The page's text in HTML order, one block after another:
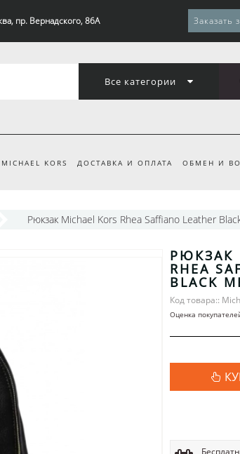
пр. Вернадского, 86А Заказать
Все категории
KORS ДОСТАВКА И ОПЛАТА ОБМЕН И
Рюкзак Michael Kors Rhea Saffiano Leather
РЮКЗАК
RHEA
BLACK
Код товара::
Оценка